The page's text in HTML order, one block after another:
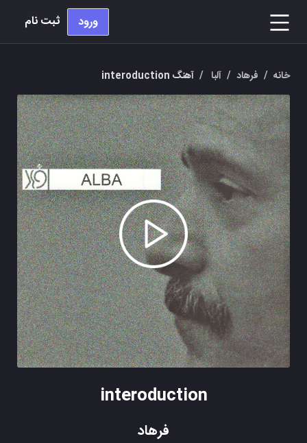
ورود ثبت نام
خانه / فرهاد / آلبا / آهنگ interoduction
interoduction
فرهاد